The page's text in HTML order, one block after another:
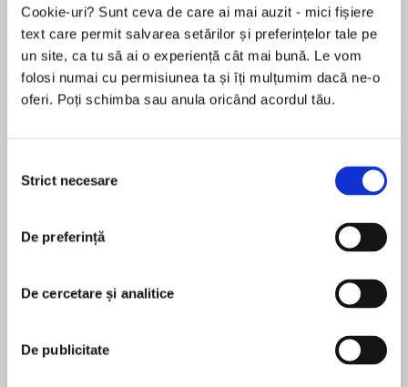
Cookie-uri? Sunt ceva de care ai mai auzit - mici fișiere
text care permit salvarea setărilor și preferințelor tale pe
un site, ca tu să ai o experiență cât mai bună. Le vom
folosi numai cu permisiunea ta și îți mulțumim dacă ne-o
oferi. Poți schimba sau anula oricând acordul tău.
consimțământului
Strict necesare
De preferință
De cercetare și analitice
De publicitate
Elita de Argint (Elita
de...
Dani Francis
Diavolul se îmbracă de
la...
Lauren Weisberger
Migdală
Sohn Won-pyung
NOROCUL ȚI-L FACI SINGUR! Viața ți-a tras
țeapă dacă… Îi consideri pe ceilalți mai
legătură cu cea interioară. Spui DA când vrei să
spui NU. Încerci să-i schimbi pe cei din jur. Ai
uitat să te bucuri de călătorie. Când viața îți
trage țeapă e momentul să te trezești din
cum să nu mai irosești timpul și energia pe
oameni și lucruri care nu-ți fac bine și cum să
În acest moment nu există recenzii